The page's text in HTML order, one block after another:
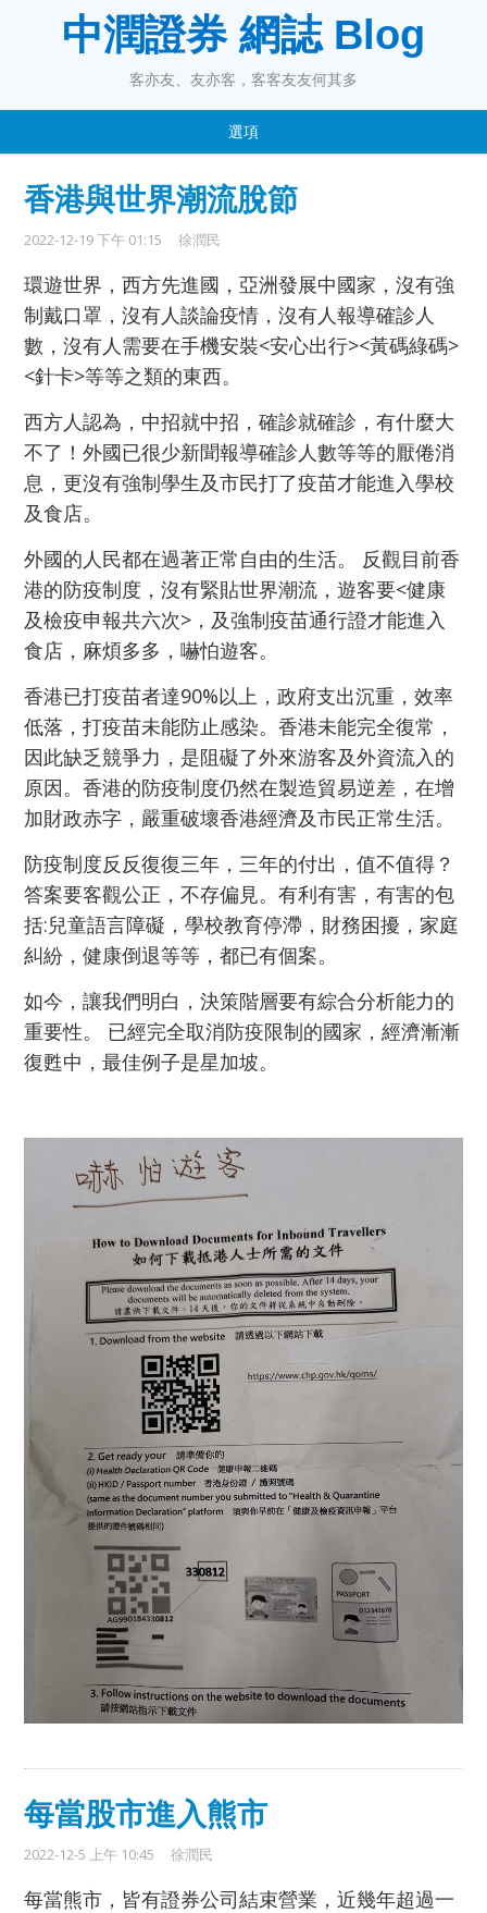
中潤證券 網誌 Blog
客亦友、友亦客，客客友友何其多
選項
香港與世界潮流脫節
2022-12-19 下午 01:15 徐潤民
環遊世界，西方先進國，亞洲發展中國家，沒有強
制戴口罩，沒有人談論疫情，沒有人報導確診人
數，沒有人需要在手機安裝<安心出行><黃碼綠碼>
<針卡>等等之類的東西。
西方人認為，中招就中招，確診就確診，有什麼大
不了！外國已很少新聞報導確診人數等等的厭倦消
息，更沒有強制學生及市民打了疫苗才能進入學校
及食店。
外國的人民都在過著正常自由的生活。 反觀目前香
港的防疫制度，沒有緊貼世界潮流，遊客要<健康
及檢疫申報共六次>，及強制疫苗通行證才能進入
食店，麻煩多多，嚇怕遊客。
香港已打疫苗者達90%以上，政府支出沉重，效率
低落，打疫苗未能防止感染。香港未能完全復常，
因此缺乏競爭力，是阻礙了外來游客及外資流入的
原因。香港的防疫制度仍然在製造貿易逆差，在增
加財政赤字，嚴重破壞香港經濟及市民正常生活。
防疫制度反反復復三年，三年的付出，值不值得？
答案要客觀公正，不存偏見。有利有害，有害的包
括:兒童語言障礙，學校教育停滯，財務困擾，家庭
糾紛，健康倒退等等，都已有個案。
如今，讓我們明白，決策階層要有綜合分析能力的
重要性。 已經完全取消防疫限制的國家，經濟漸漸
復甦中，最佳例子是星加坡。
每當股市進入熊市
2022-12-5 上午 10:45 徐潤民
每當熊市，皆有證券公司結束營業，近幾年超過一